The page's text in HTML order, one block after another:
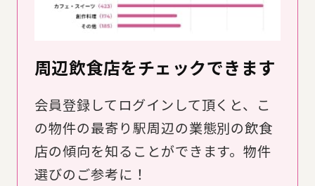
周辺飲食店をチェックできます
会員登録してログインして頂くと、こ
の物件の最寄り駅周辺の業態別の飲食
店の傾向を知ることができます。物件
選びのご参考に！